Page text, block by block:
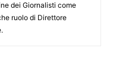
dei Giornalisti come
ruolo di Direttore